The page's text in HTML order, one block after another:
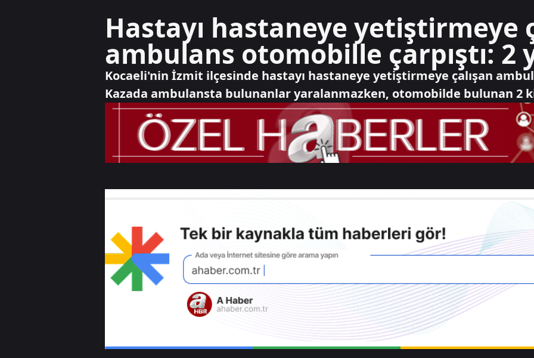
Hastayı hastaneye yetiştirmeye
ambulans otomobille çarpıştı: 2
Kocaeli'nin İzmit ilçesinde hastayı hastaneye yetiştirmeye çalışan
Kazada ambulansta bulunanlar yaralanmazken, otomobilde bulunan 2